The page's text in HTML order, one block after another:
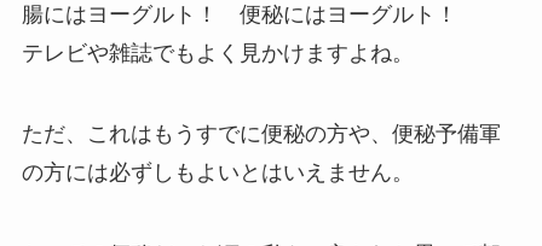
腸にはヨーグルト！ 便秘にはヨーグルト！
テレビや雑誌でもよく見かけますよね。
ただ、これはもうすでに便秘の方や、便秘予備軍
の方には必ずしもよいとはいえません。